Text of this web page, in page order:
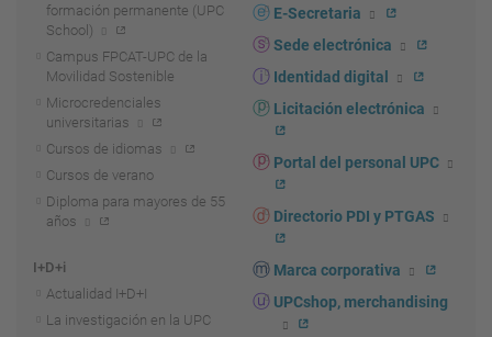
formación permanente (UPC
School)
Campus FPCAT-UPC de la
Movilidad Sostenible
Microcredenciales
universitarias
Cursos de idiomas
Cursos de verano
Diploma para mayores de 55
años
I+D+i
Actualidad I+D+I
La investigación en la UPC
E-Secretaria
Sede electrónica
Identidad digital
Licitación electrónica
Portal del personal UPC
Directorio PDI y PTGAS
Marca corporativa
UPCshop, merchandising